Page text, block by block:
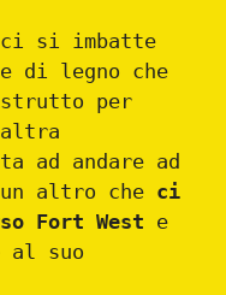
ci si imbatte
di legno che
per
ad andare ad
altro che ci
Fort West e
al suo